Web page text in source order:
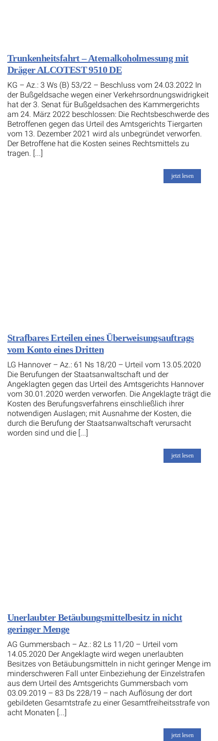
Trunkenheitsfahrt – Atemalkoholmessung mit
Dräger ALCOTEST 9510 DE
KG – Az.: 3 Ws (B) 53/22 – Beschluss vom 24.03.2022 In
der Bußgeldsache wegen einer Verkehrsordnungswidrigkeit
hat der 3. Senat für Bußgeldsachen des Kammergerichts
am 24. März 2022 beschlossen: Die Rechtsbeschwerde des
Betroffenen gegen das Urteil des Amtsgerichts Tiergarten
vom 13. Dezember 2021 wird als unbegründet verworfen.
Der Betroffene hat die Kosten seines Rechtsmittels zu
tragen. [...]
jetzt lesen
Strafbares Erteilen eines Überweisungsauftrags
vom Konto eines Dritten
LG Hannover – Az.: 61 Ns 18/20 – Urteil vom 13.05.2020
Die Berufungen der Staatsanwaltschaft und der
Angeklagten gegen das Urteil des Amtsgerichts Hannover
vom 30.01.2020 werden verworfen. Die Angeklagte trägt die
Kosten des Berufungsverfahrens einschließlich ihrer
notwendigen Auslagen; mit Ausnahme der Kosten, die
durch die Berufung der Staatsanwaltschaft verursacht
worden sind und die [...]
jetzt lesen
Unerlaubter Betäubungsmittelbesitz in nicht
geringer Menge
AG Gummersbach – Az.: 82 Ls 11/20 – Urteil vom
14.05.2020 Der Angeklagte wird wegen unerlaubten
Besitzes von Betäubungsmitteln in nicht geringer Menge im
minderschweren Fall unter Einbeziehung der Einzelstrafen
aus dem Urteil des Amtsgerichts Gummersbach vom
03.09.2019 – 83 Ds 228/19 – nach Auflösung der dort
gebildeten Gesamtstrafe zu einer Gesamtfreiheitsstrafe von
acht Monaten [...]
jetzt lesen